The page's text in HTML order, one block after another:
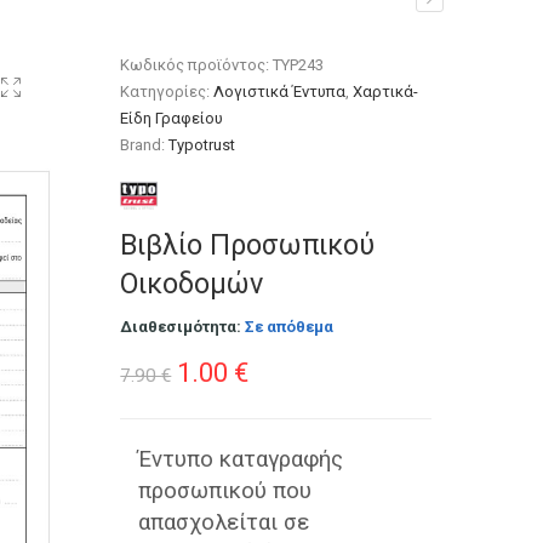
Κωδικός προϊόντος:TYP243
Κατηγορίες:Λογιστικά Έντυπα,Χαρτικά-
Είδη Γραφείου
Brand:Typotrust
Βιβλίο Προσωπικού
Οικοδομών
Διαθεσιμότητα:Σε απόθεμα
7.90€ Original
was:
7.90 €.
1.00 €Η
τιμή
είναι:
Έντυπο καταγραφής
προσωπικού που
απασχολείται σε